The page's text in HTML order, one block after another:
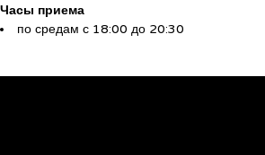
Часы приема
по средам с 18:00 до 20:30